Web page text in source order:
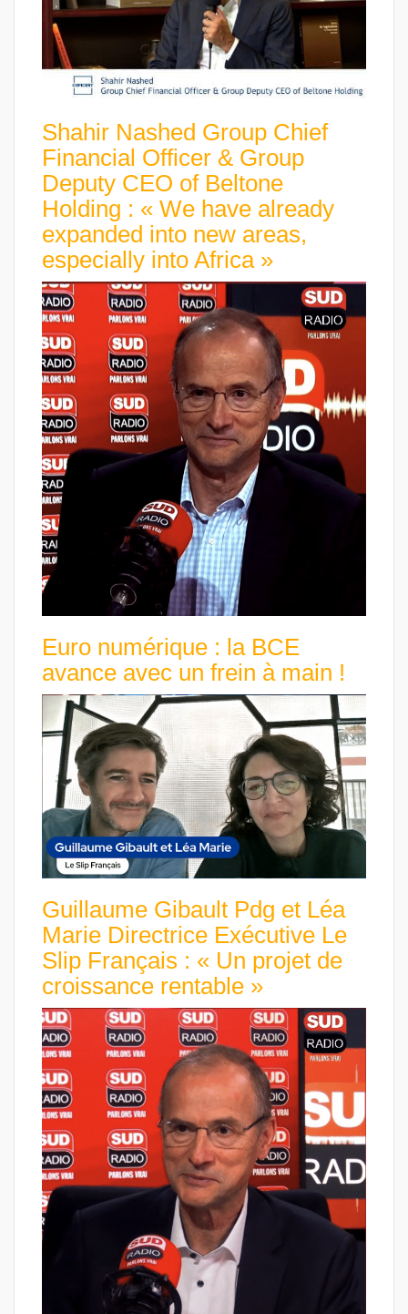
Shahir Nashed Group Chief
Financial Officer & Group
Deputy CEO of Beltone
Holding : « We have already
expanded into new areas,
especially into Africa »
Euro numérique : la BCE
avance avec un frein à main !
Guillaume Gibault Pdg et Léa
Marie Directrice Exécutive Le
Slip Français : « Un projet de
croissance rentable »